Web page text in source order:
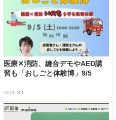
医療✕消防、縫合デモやAED講
習も「おしごと体験博」9/5
2026.8.6